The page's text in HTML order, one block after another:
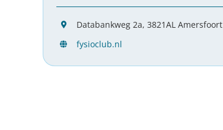
Databankweg 2a, 3821AL Amersfoort
fysioclub.nl